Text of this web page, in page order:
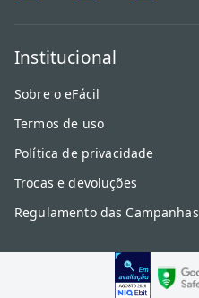
Institucional
Sobre o eFácil
Termos de uso
Política de privacidade
Trocas e devoluções
Regulamento das Campanhas